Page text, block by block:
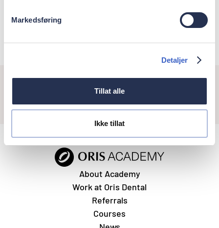
Markedsføring
Detaljer
Tillat alle
Ikke tillat
Gunvor Askjem Barstad
Spesialist i kjeveortopedi
About Academy
Work at Oris Dental
Referrals
Courses